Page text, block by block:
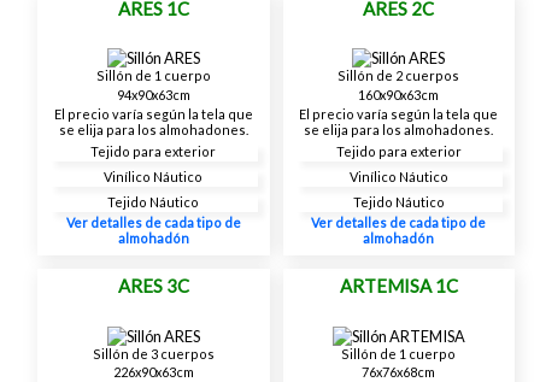
ARES 1C
Sillón de 1 cuerpo
94x90x63cm
El precio varía según la tela que
se elija para los almohadones.
Tejido para exterior
Vinílico Náutico
Tejido Náutico
Ver detalles de cada tipo de
almohadón
ARES 2C
Sillón de 2 cuerpos
160x90x63cm
El precio varía según la tela que
se elija para los almohadones.
Tejido para exterior
Vinílico Náutico
Tejido Náutico
Ver detalles de cada tipo de
almohadón
ARES 3C
Sillón de 3 cuerpos
226x90x63cm
ARTEMISA 1C
Sillón de 1 cuerpo
76x76x68cm